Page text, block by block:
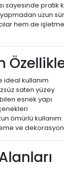
sayesinde pratik
uzun
hem de
ideal kullanım
saten yüzey
esnek yapı
ömürlü kullanım
ve